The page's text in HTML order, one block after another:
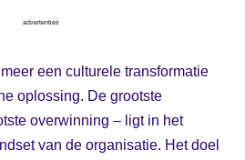
advertenties
een culturele transformatie
oplossing. De grootste
overwinning – ligt in het
van de organisatie. Het doel